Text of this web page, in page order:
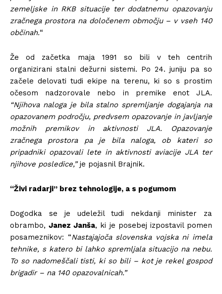
zemeljske in RKB situacije ter dodatnemu opazovanju
zračnega prostora na določenem območju – v vseh 140
občinah.“
Že od začetka maja 1991 so bili v teh centrih
organizirani stalni dežurni sistemi. Po 24. juniju pa so
začele delovati tudi ekipe na terenu, ki so s prostim
očesom nadzorovale nebo in premike enot JLA.
“Njihova naloga je bila stalno spremljanje dogajanja na
opazovanem področju, predvsem opazovanje in javljanje
možnih premikov in aktivnosti JLA. Opazovanje
zračnega prostora pa je bila naloga, ob kateri so
pripadniki opazovali lete in aktivnosti aviacije JLA ter
njihove posledice,”je pojasnil Brajnik.
“Živi radarji” brez tehnologije, a s pogumom
Dogodka se je udeležil tudi nekdanji minister za
obrambo,Janez Janša, ki je posebej izpostavil pomen
posameznikov: “Nastajajoča slovenska vojska ni imela
tehnike, s katero bi lahko spremljala situacijo na nebu.
To so nadomeščali tisti, ki so bili – kot je rekel gospod
brigadir – na 140 opazovalnicah.”